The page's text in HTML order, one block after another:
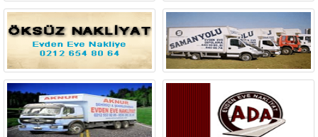
Erzurum Eskişehir
Gaziantep Giresun
Gümüşhane Hakkari
Hatay Iğdır
Isparta İstanbul